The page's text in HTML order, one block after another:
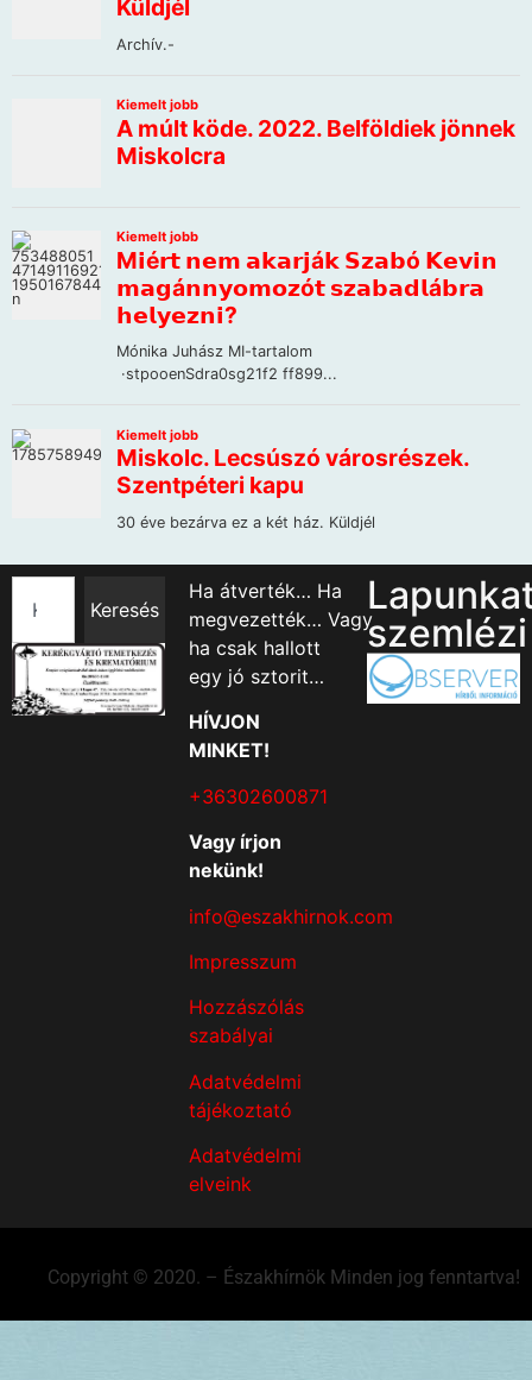
Keresés
Ha átverték… Ha
megvezették… Vagy
ha csak hallott
egy jó sztorit…
HÍVJON
MINKET!
+36302600871
Vagy írjon
nekünk!
info@eszakhirnok.com
Impresszum
Hozzászólás
szabályai
Adatvédelmi
tájékoztató
Adatvédelmi
elveink
szemlézi
Copyright © 2020. – Északhírnök Minden jog fenntartva!